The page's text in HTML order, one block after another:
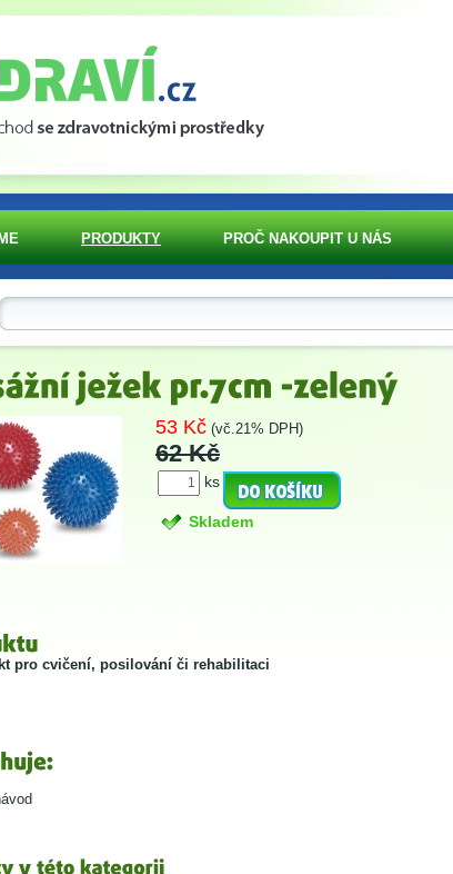
53 Kč (vč.21% DPH)
62 Kč
ks
Skladem
pro cvičení, posilování či rehabilitaci
PRODUKTY PROČ NAKOUPIT U NÁS